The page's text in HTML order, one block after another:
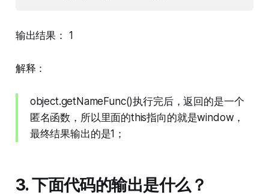
输出结果： 1
解释：
object.getNameFunc()执行完后，返回的是一个
匿名函数，所以里面的this指向的就是window，
最终结果输出的是1；
3. 下面代码的输出是什么？